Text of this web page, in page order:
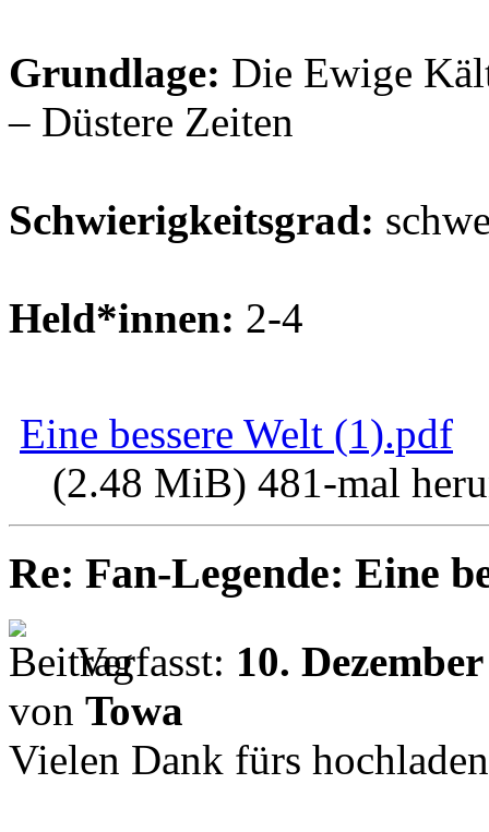
Grundlage: Die Ewige
– Düstere Zeiten
Schwierigkeitsgrad:
Held*innen: 2-4
Eine bessere Welt (1).pdf
(2.48 MiB) 481-mal
Re: Fan-Legende: Eine
Verfasst: 10.
von Towa
Vielen Dank fürs